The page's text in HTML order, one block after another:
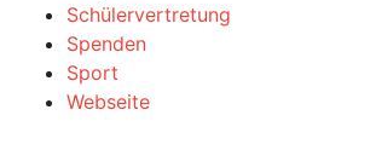
Schülervertretung
Spenden
Sport
Webseite